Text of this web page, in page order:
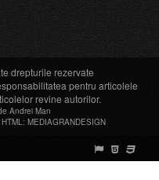
drepturile rezervate
pentru articolele
revine autorilor.
Andrei Man
: MEDIAGRANDESIGN